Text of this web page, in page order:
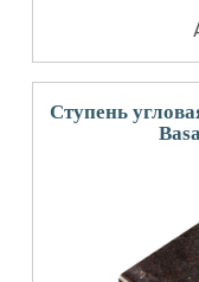
Ступень